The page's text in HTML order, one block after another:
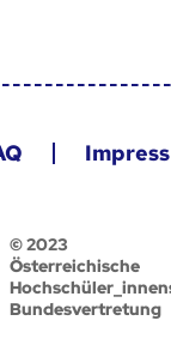
© 2023
Österreichische
Bundesvertretung